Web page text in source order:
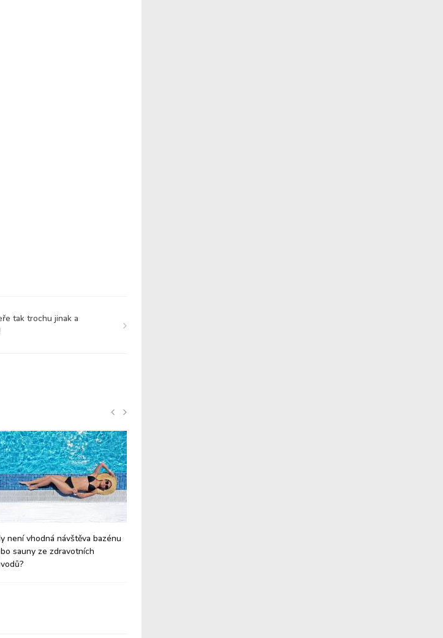
tak trochu jinak a
není vhodná návštěva bazénu
sauny ze zdravotních